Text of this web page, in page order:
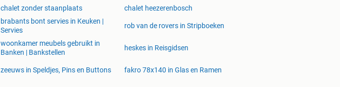
chalet zonder staanplaats chalet heezerenbosch
brabants bont servies in Keuken |
Servies
rob van de rovers in Stripboeken
woonkamer meubels gebruikt in
Banken | Bankstellen
heskes in Reisgidsen
zeeuws in Speldjes, Pins en Buttons fakro 78x140 in Glas en Ramen